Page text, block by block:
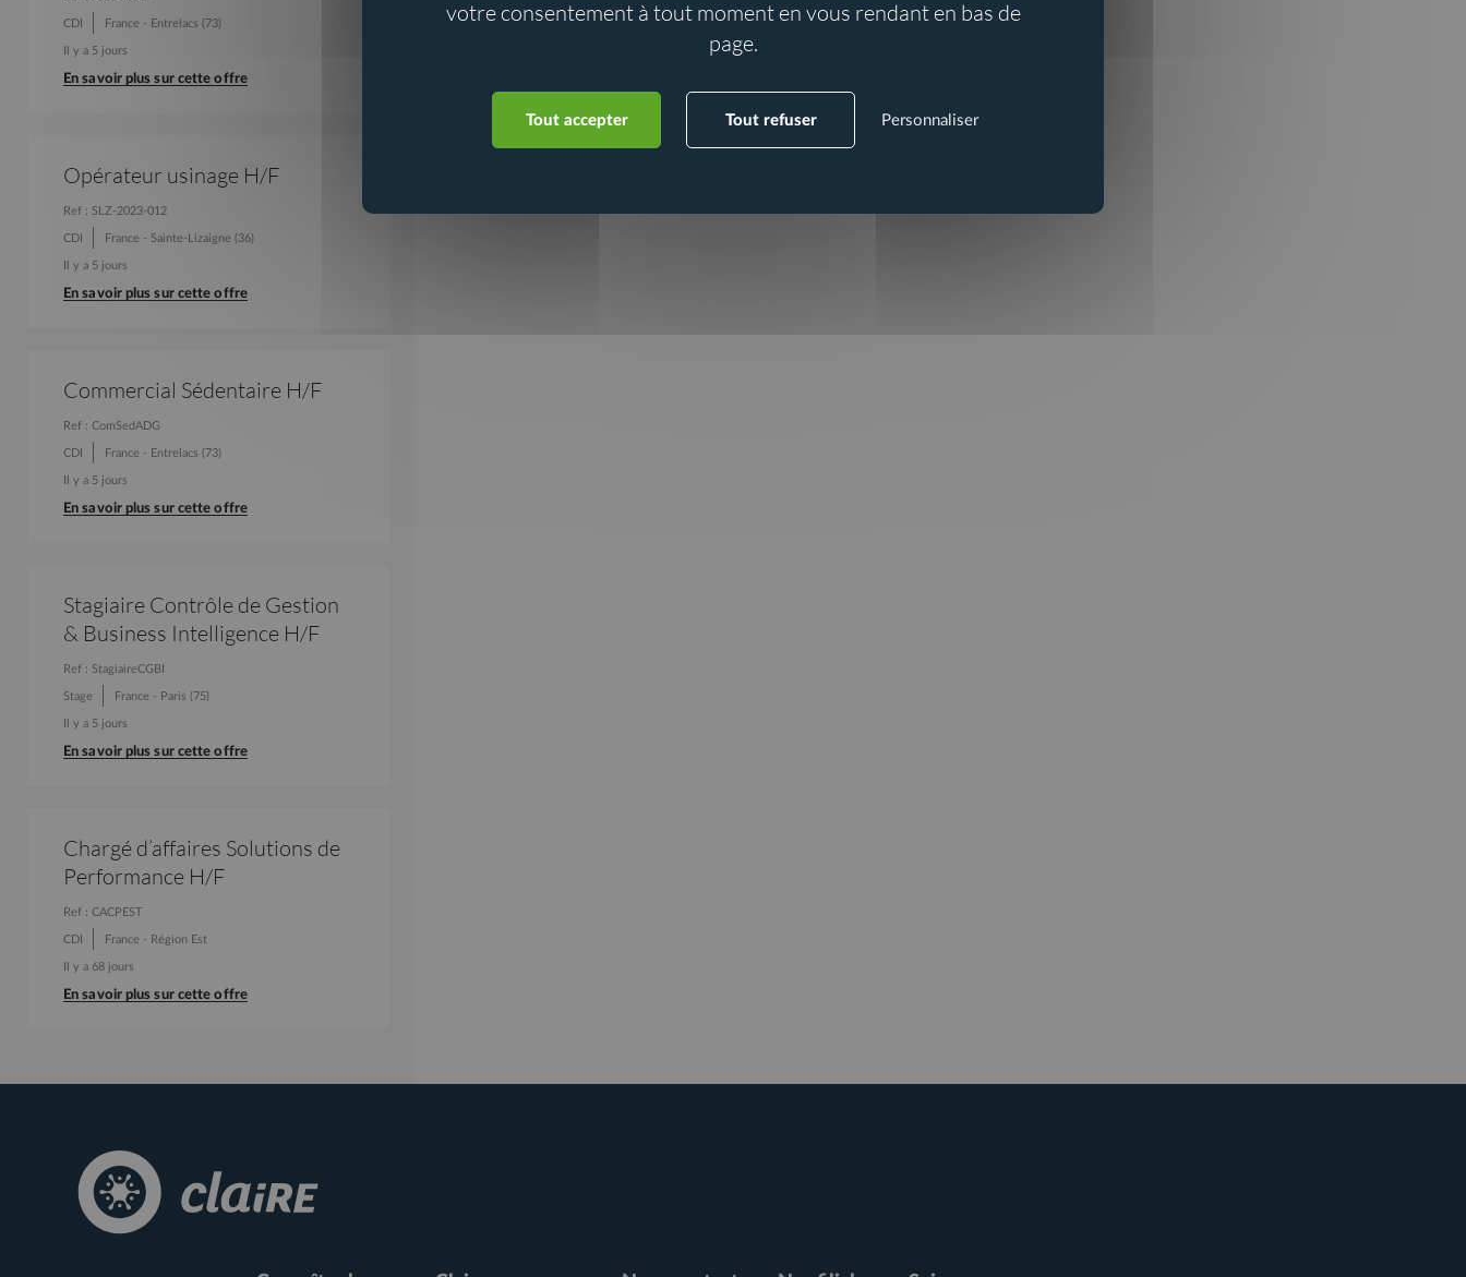
Aller au contenu
Aller au menu
CDI France - Entrelacs (73)
Il y a 5 jours
En savoir plus sur cette offre
Opérateur usinage H/F
Ref : SLZ-2023-012
CDI France - Sainte-Lizaigne (36)
Il y a 5 jours
En savoir plus sur cette offre
Commercial Sédentaire H/F
Ref : ComSedADG
CDI France - Entrelacs (73)
Il y a 5 jours
En savoir plus sur cette offre
Stagiaire Contrôle de Gestion
& Business Intelligence H/F
Ref : StagiaireCGBI
Stage France - Paris (75)
Il y a 5 jours
En savoir plus sur cette offre
Chargé d’affaires Solutions de
Performance H/F
Ref : CACPEST
CDI France - Région Est
Il y a 68 jours
En savoir plus sur cette offre
votre consentement à tout moment en vous rendant en bas de
page.
Tout accepter Tout refuser Personnaliser